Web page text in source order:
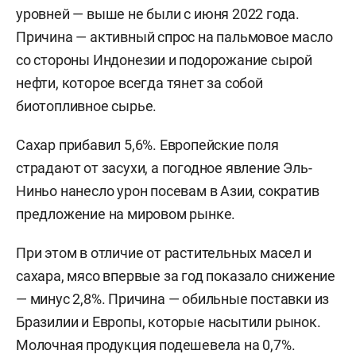
уровней — выше не были с июня 2022 года.
Причина — активный спрос на пальмовое масло
со стороны Индонезии и подорожание сырой
нефти, которое всегда тянет за собой
биотопливное сырье.
Сахар прибавил 5,6%. Европейские поля
страдают от засухи, а погодное явление Эль-
Ниньо нанесло урон посевам в Азии, сократив
предложение на мировом рынке.
При этом в отличие от растительных масел и
сахара, мясо впервые за год показало снижение
— минус 2,8%. Причина — обильные поставки из
Бразилии и Европы, которые насытили рынок.
Молочная продукция подешевела на 0,7%.